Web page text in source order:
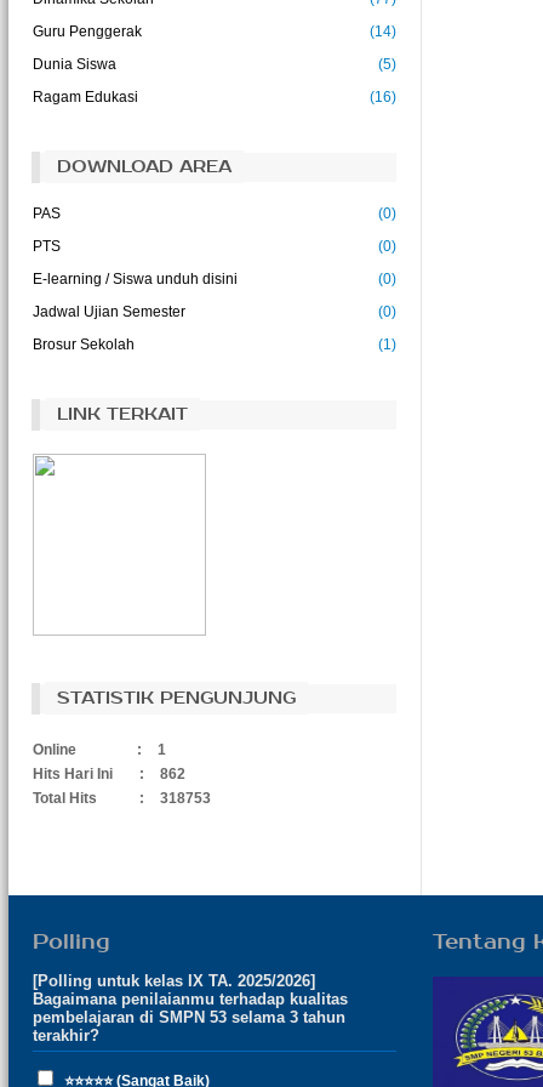
pendidikan adalah kehidupan itu sendiri.
(John Dewey)
Ilmu adalah kehidupan bagi pikiran
(Abu Bakar)
Guru Penggerak
(14)
Dunia Siswa
(5)
Ragam Edukasi
(16)
DOWNLOAD AREA
PAS
(0)
PTS
(0)
E-learning / Siswa unduh disini
(0)
Jadwal Ujian Semester
(0)
Brosur Sekolah
(1)
LINK TERKAIT
STATISTIK PENGUNJUNG
Online :
1
Hits Hari Ini
:
862
Total Hits
: 318753
Polling
[Polling untuk kelas IX TA. 2025/2026]
Bagaimana penilaianmu terhadap kualitas
pembelajaran di SMPN 53 selama 3 tahun
terakhir?
⭐⭐⭐⭐⭐ (Sangat Baik)
Tentang